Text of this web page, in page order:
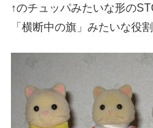
↑のチュッパみたいな形の
「横断中の旗」みたいな役